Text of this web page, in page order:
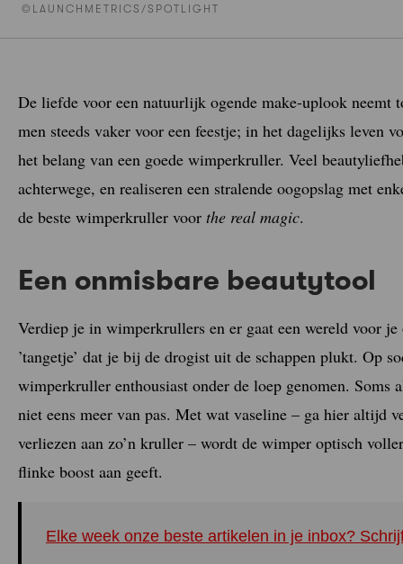
©LAUNCHMETRICS/SPOTLIGHT
De liefde voor een natuurlijk ogende make-uplook neemt
men steeds vaker voor een feestje; in het dagelijks leven
het belang van een goede wimperkruller. Veel
achterwege, en realiseren een stralende oogopslag met
de beste wimperkruller voor the real magic.
Een onmisbare beautytool
Verdiep je in wimperkrullers en er gaat een wereld voor
’tangetje’ dat je bij de drogist uit de schappen plukt. Op
wimperkruller enthousiast onder de loep genomen. Soms
niet eens meer van pas. Met wat vaseline – ga hier altijd
verliezen aan zo’n kruller – wordt de wimper optisch
flinke boost aan geeft.
Elke week onze beste artikelen in je inbox?